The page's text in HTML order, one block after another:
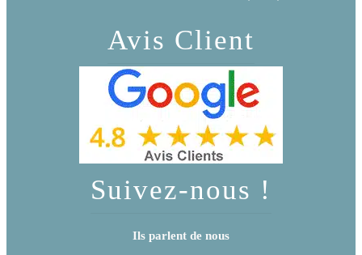
Avis Client
Suivez-nous !
Ils parlent de nous